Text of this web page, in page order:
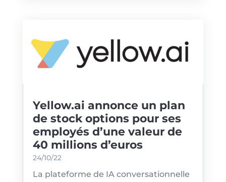
Yellow.ai annonce un plan
de stock options pour ses
employés d’une valeur de
40 millions d’euros
24/10/22
La plateforme de IA conversationnelle